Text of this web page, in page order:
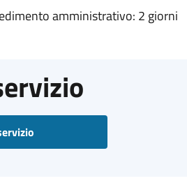
amministrativo: 2 giorni